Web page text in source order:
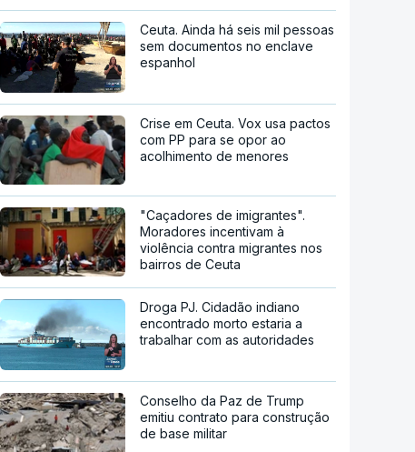
Ceuta. Ainda há seis mil pessoas
sem documentos no enclave
espanhol
Crise em Ceuta. Vox usa pactos
com PP para se opor ao
acolhimento de menores
"Caçadores de imigrantes".
Moradores incentivam à
violência contra migrantes nos
bairros de Ceuta
Droga PJ. Cidadão indiano
encontrado morto estaria a
trabalhar com as autoridades
Conselho da Paz de Trump
emitiu contrato para construção
de base militar